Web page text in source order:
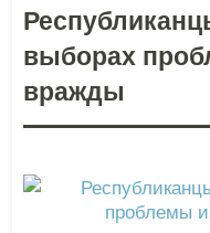
выборах
вражды